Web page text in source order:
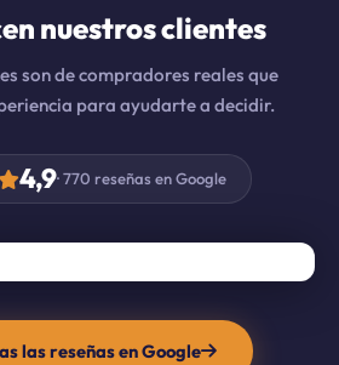
nuestros clientes
son de compradores reales que
para ayudarte a decidir.
4,9· 770 reseñas en Google
las reseñas en Google